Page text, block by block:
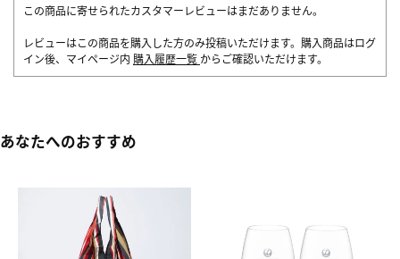
この商品に寄せられたカスタマーレビューはまだありません。
レビューはこの商品を購入した方のみ投稿いただけます。購入商品はログ
イン後、マイページ内 購入履歴一覧 からご確認いただけます。
あなたへのおすすめ